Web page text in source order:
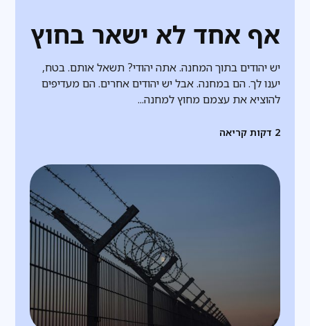
אף אחד לא ישאר בחוץ
יש יהודים בתוך המחנה. אתה יהודי? תשאל אותם. בטח,
יענו לך. הם במחנה. אבל יש יהודים אחרים. הם מעדיפים
להוציא את עצמם מחוץ למחנה...
2 דקות קריאה